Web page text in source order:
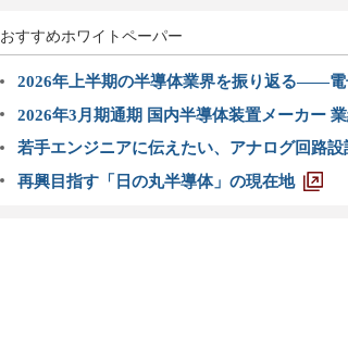
おすすめホワイトペーパー
2026年上半期の半導体業界を振り返る――電
2026年3月期通期 国内半導体装置メーカー
若手エンジニアに伝えたい、アナログ回路設
再興目指す「日の丸半導体」の現在地